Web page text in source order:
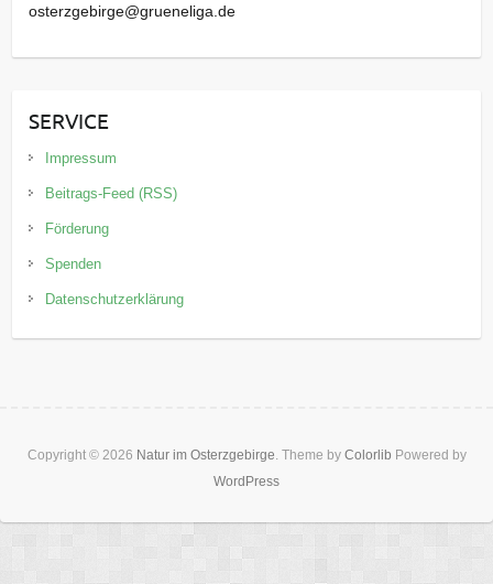
osterzgebirge@grueneliga.de
SERVICE
Impressum
Beitrags-Feed (RSS)
Förderung
Spenden
Datenschutzerklärung
Copyright © 2026 Natur im Osterzgebirge. Theme by Colorlib Powered by
WordPress